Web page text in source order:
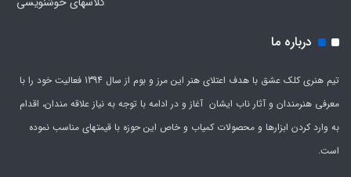
درباره ما
تیم هنری کلک عشق با هدف اعتلای هنر این مرز و بوم از سال 1394 فعالیت خود را با
معرفی هنرمندان و آثار ناب ایشان آغاز و در ادامه با توجه به نیاز علاقه مندان، اقدام
به وارد کردن ابزارها و محصولات کمیاب و خاص این حوزه با قیمتهای مناسب نموده
است.